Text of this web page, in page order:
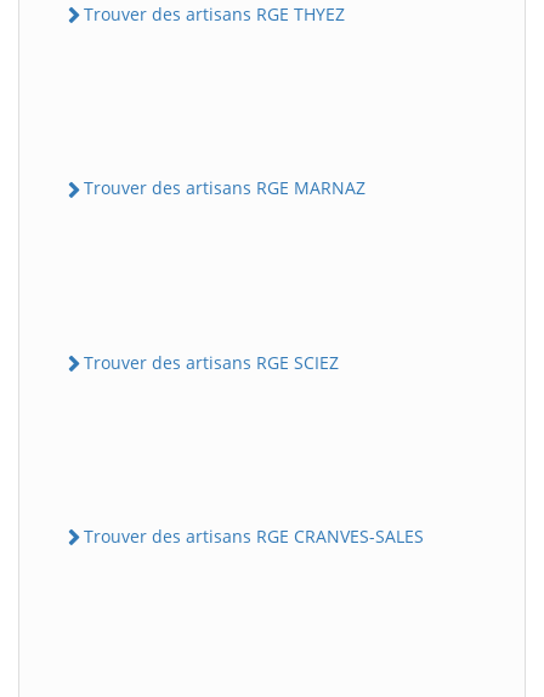
Trouver des artisans RGE THYEZ
Trouver des artisans RGE MARNAZ
Trouver des artisans RGE SCIEZ
Trouver des artisans RGE CRANVES-SALES